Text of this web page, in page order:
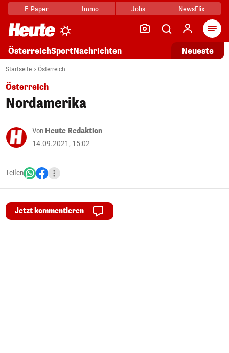
E-Paper Immo Jobs NewsFlix
ÖsterreichSportNachrichten Neueste
Startseite Österreich
Österreich
Nordamerika
Von Heute Redaktion
14.09.2021, 15:02
Teilen
Jetzt kommentieren